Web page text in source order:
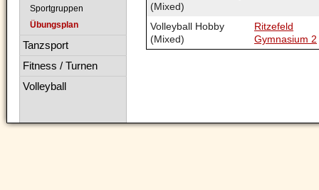
(Mixed)
Volleyball Hobby
(Mixed)
Ritzefeld
Gymnasium 2
Sportgruppen
Übungsplan
Tanzsport
Fitness / Turnen
Volleyball
Navigation